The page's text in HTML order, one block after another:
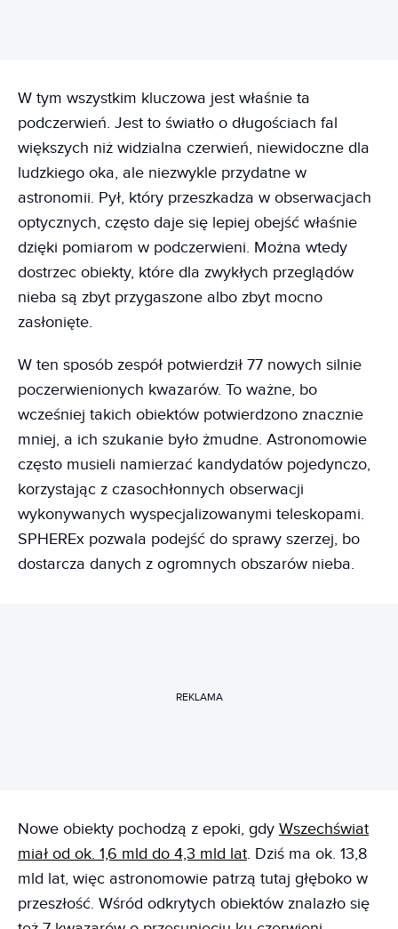
W tym wszystkim kluczowa jest właśnie ta
podczerwień. Jest to światło o długościach fal
większych niż widzialna czerwień, niewidoczne dla
ludzkiego oka, ale niezwykle przydatne w
astronomii. Pył, który przeszkadza w obserwacjach
optycznych, często daje się lepiej obejść właśnie
dzięki pomiarom w podczerwieni. Można wtedy
dostrzec obiekty, które dla zwykłych przeglądów
nieba są zbyt przygaszone albo zbyt mocno
zasłonięte.
W ten sposób zespół potwierdził 77 nowych silnie
poczerwienionych kwazarów. To ważne, bo
wcześniej takich obiektów potwierdzono znacznie
mniej, a ich szukanie było żmudne. Astronomowie
często musieli namierzać kandydatów pojedynczo,
korzystając z czasochłonnych obserwacji
wykonywanych wyspecjalizowanymi teleskopami.
SPHEREx pozwala podejść do sprawy szerzej, bo
dostarcza danych z ogromnych obszarów nieba.
REKLAMA
Nowe obiekty pochodzą z epoki, gdy Wszechświat
miał od ok. 1,6 mld do 4,3 mld lat. Dziś ma ok. 13,8
mld lat, więc astronomowie patrzą tutaj głęboko w
przeszłość. Wśród odkrytych obiektów znalazło się